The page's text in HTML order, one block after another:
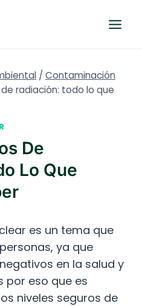
/ Contaminación
radiación: todo lo que
De
Lo Que
es un tema que
ya que
en la salud y
por eso que es
niveles seguros de